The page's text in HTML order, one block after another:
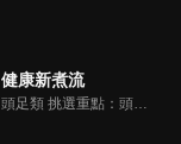
健康新煮流
頭足類 挑選重點：頭足類利用清洗時去除內臟可以降低膽固醇的攝取。挑選雙眼清澈明亮，眼球稍微凸出，肉質結實有彈性為佳。身體具透明感，觸腕或是吸盤一碰到活體就會吸附住便是新鮮的。